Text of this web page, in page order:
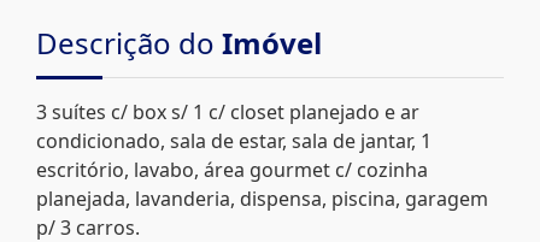
Descrição do Imóvel
3 suítes c/ box s/ 1 c/ closet planejado e ar
condicionado, sala de estar, sala de jantar, 1
escritório, lavabo, área gourmet c/ cozinha
planejada, lavanderia, dispensa, piscina, garagem
p/ 3 carros.